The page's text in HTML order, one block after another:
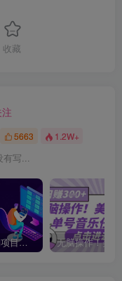
收藏
5663 1.2W+
有写...
2024最火爆的项目短剧推广实操课 一条视频变现5万+(附软件工具